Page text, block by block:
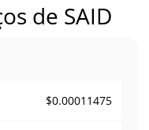
de SAID
$0.00011475